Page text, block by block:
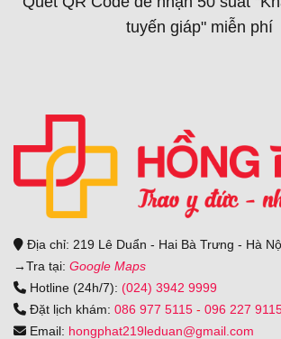
Địa chỉ: 219 Lê Duẩn - Hai Bà Trưng - Hà
→Tra tại: Google Maps
Hotline (24h/7): (024) 3942 9999
Đặt lịch khám: 086 977 5115 - 096 227
Email: hongphat219leduan@gmail.com
tuyến giáp" miễn phí